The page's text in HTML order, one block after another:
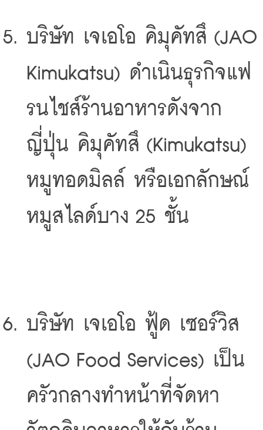
บริษัท เจเอโอ คิมุคัทสึ (JAO
Kimukatsu) ดำเนินธุรกิจแฟ
รนไชส์ร้านอาหารดังจาก
ญี่ปุ่น คิมุคัทสึ (Kimukatsu)
หมูทอดมิลล์ หรือเอกลักษณ์
หมูสไลด์บาง 25 ชั้น
บริษัท เจเอโอ ฟู้ด เซอร์วิส
(JAO Food Services) เป็น
ครัวกลางทำหน้าที่จัดหา